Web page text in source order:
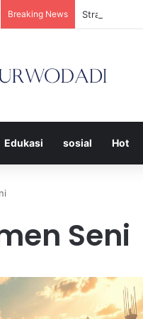
Breaking News Strategi
Edukasi sosial Hot
Seni